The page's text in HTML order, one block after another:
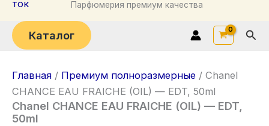
Парфюмерия премиум качества
Каталог
Главная / Премиум полноразмерные / Chanel
CHANCE EAU FRAICHE (OIL) — EDT, 50ml
Chanel CHANCE EAU FRAICHE (OIL) — EDT,
50ml